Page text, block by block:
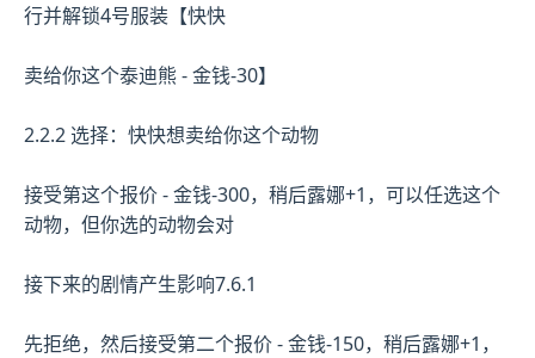
行并解锁4号服装【快快
卖给你这个泰迪熊 - 金钱-30】
2.2.2 选择：快快想卖给你这个动物
接受第这个报价 - 金钱-300，稍后露娜+1，可以任选这个
动物，但你选的动物会对
接下来的剧情产生影响7.6.1
先拒绝，然后接受第二个报价 - 金钱-150，稍后露娜+1，